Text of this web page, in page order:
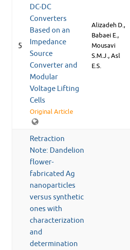
5
DC-DC
Converters
Based on an
Impedance
Source
Converter and
Modular
Voltage Lifting
Cells
Original Article
Alizadeh D.,
Babaei E.,
Mousavi
S.M.J., Asl
E.S.
Retraction
Note: Dandelion
flower-
fabricated Ag
nanoparticles
versus synthetic
ones with
characterization
and
determination